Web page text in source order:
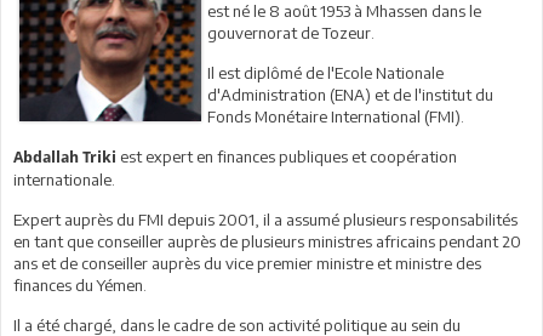
est né le 8 août 1953 à Mhassen dans le
gouvernorat de Tozeur.
Il est diplômé de l'Ecole Nationale
d'Administration (ENA) et de l'institut du
Fonds Monétaire International (FMI).
Abdallah Triki est expert en finances publiques et coopération
internationale.
Expert auprès du FMI depuis 2001, il a assumé plusieurs responsabilités
en tant que conseiller auprès de plusieurs ministres africains pendant 20
ans et de conseiller auprès du vice premier ministre et ministre des
finances du Yémen.
Il a été chargé, dans le cadre de son activité politique au sein du